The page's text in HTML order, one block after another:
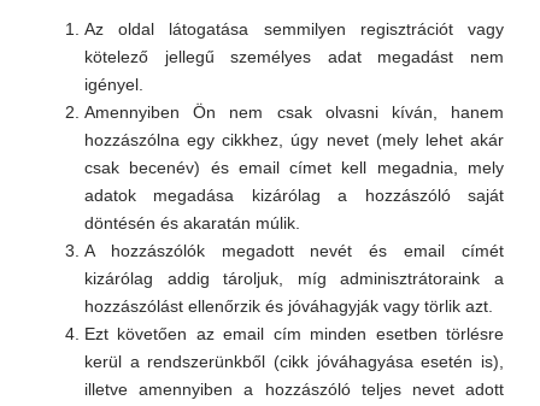
Az oldal látogatása semmilyen regisztrációt vagy
kötelező jellegű személyes adat megadást nem
igényel.
Amennyiben Ön nem csak olvasni kíván, hanem
hozzászólna egy cikkhez, úgy nevet (mely lehet akár
csak becenév) és email címet kell megadnia, mely
adatok megadása kizárólag a hozzászóló saját
döntésén és akaratán múlik.
A hozzászólók megadott nevét és email címét
kizárólag addig tároljuk, míg adminisztrátoraink a
hozzászólást ellenőrzik és jóváhagyják vagy törlik azt.
Ezt követően az email cím minden esetben törlésre
kerül a rendszerünkből (cikk jóváhagyása esetén is),
illetve amennyiben a hozzászóló teljes nevet adott